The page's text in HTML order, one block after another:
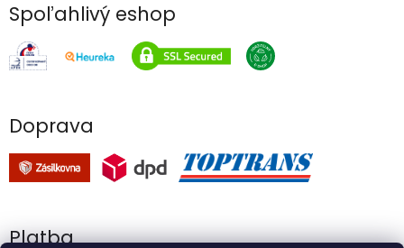
Spoľahlivý eshop
Doprava
Platba